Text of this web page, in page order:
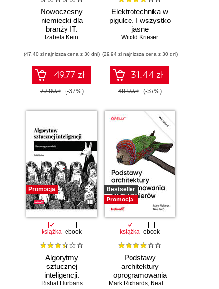
Nowoczesny
niemiecki dla
branży IT.
Praktyczne
ćwiczenia
Izabela Kein
(47,40 zł najniższa cena z 30 dni)
49.77 zł
79.00zł (-37%)
Elektrotechnika w
pigułce. I wszystko
jasne
Witold Krieser
(29,94 zł najniższa cena z 30 dni)
31.44 zł
49.90zł (-37%)
Promocja
książka ebook
Algorytmy
sztucznej
inteligencji.
Ilustrowany
Rishal Hurbans
Bestseller
Promocja
książka ebook
Podstawy
architektury
oprogramowania
dla inżynierów.
Mark Richards, Neal Ford